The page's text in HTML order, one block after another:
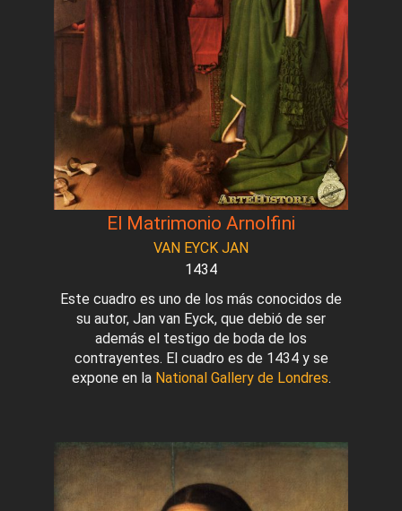
El Matrimonio Arnolfini
VAN EYCK JAN
1434
Este cuadro es uno de los más conocidos de
su autor, Jan van Eyck, que debió de ser
además el testigo de boda de los
contrayentes. El cuadro es de 1434 y se
expone en la National Gallery de Londres.